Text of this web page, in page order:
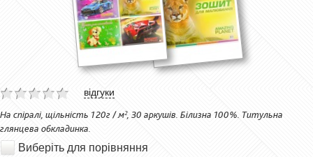
відгуки
На спіралі, щільність 120г / м², 30 аркушів. Білизна 100%. Титульна
глянцева обкладинка.
Виберіть для порівняння